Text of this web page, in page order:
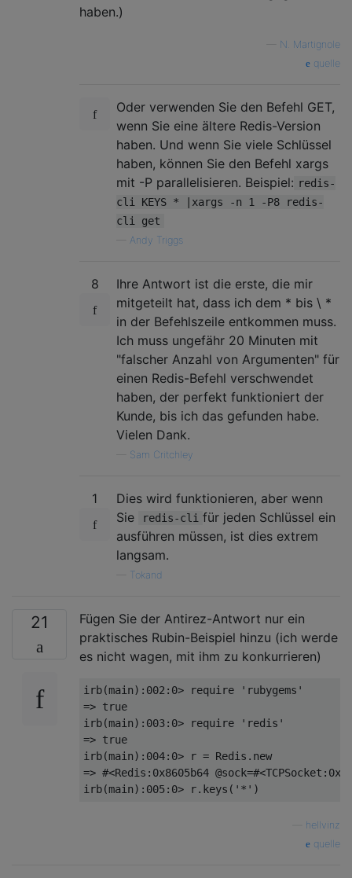
haben.)
N. Martignole
quelle
Oder verwenden Sie den Befehl GET,
wenn Sie eine ältere Redis-Version
haben. Und wenn Sie viele Schlüssel
haben, können Sie den Befehl xargs
mit -P parallelisieren. Beispiel: redis-
cli KEYS * |xargs -n 1 -P8 redis-
cli get
Andy Triggs
8
Ihre Antwort ist die erste, die mir
mitgeteilt hat, dass ich dem * bis \ *
in der Befehlszeile entkommen muss.
Ich muss ungefähr 20 Minuten mit
"falscher Anzahl von Argumenten" für
einen Redis-Befehl verschwendet
haben, der perfekt funktioniert der
Kunde, bis ich das gefunden habe.
Vielen Dank.
Sam Critchley
1
Dies wird funktionieren, aber wenn
Sie
redis-cli für jeden Schlüssel ein
ausführen müssen, ist dies extrem
langsam.
Tokand
21
Fügen Sie der Antirez-Antwort nur ein
praktisches Rubin-Beispiel hinzu (ich werde
es nicht wagen, mit ihm zu konkurrieren)
irb(main):002:0> require
'rubygems'
irb(main):003:0> require
'redis'
irb(main):004:0> r = Redis.new
=> #<Redis:0x8605b64
irb(main) : 005: 0> r.keys( '*'
hellvinz
quelle